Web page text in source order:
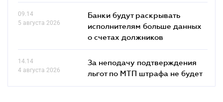
09.14
5 августа 2026
Банки будут раскрывать
исполнителям больше данных
о счетах должников
14.14
4 августа 2026
За неподачу подтверждения
льгот по МТП штрафа не будет